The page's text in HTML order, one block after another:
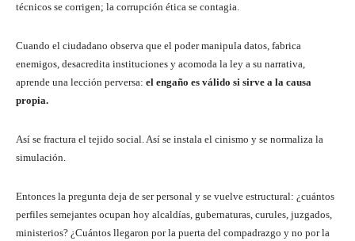
técnicos se corrigen; la corrupción ética se contagia.
Cuando el ciudadano observa que el poder manipula datos, fabrica
enemigos, desacredita instituciones y acomoda la ley a su narrativa,
aprende una lección perversa: el engaño es válido si sirve a la causa
propia.
Así se fractura el tejido social. Así se instala el cinismo y se normaliza la
simulación.
Entonces la pregunta deja de ser personal y se vuelve estructural: ¿cuántos
perfiles semejantes ocupan hoy alcaldías, gubernaturas, curules, juzgados,
ministerios? ¿Cuántos llegaron por la puerta del compadrazgo y no por la